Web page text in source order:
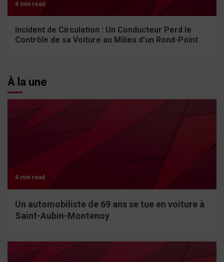
4 min read
Incident de Circulation : Un Conducteur Perd le
Contrôle de sa Voiture au Milieu d’un Rond-Point
À la une
4 min read
Un automobiliste de 69 ans se tue en voiture à
Saint-Aubin-Montenoy